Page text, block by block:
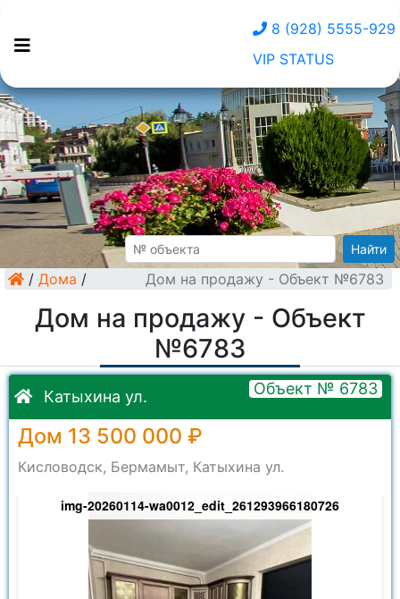
8 (928) 5555-929
VIP STATUS
Найти
/ Дома / Дом на продажу - Объект №6783
Дом на продажу - Объект
№6783
Катыхина ул. Объект № 6783
Дом 13 500 000 ₽
Кисловодск, Бермамыт, Катыхина ул.
img-20260114-wa0012_edit_261293966180726